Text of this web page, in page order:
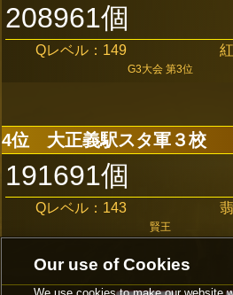
208961個
Qレベル：149
G3大会 第3位
4位 大正義駅スタ軍３校
191691個
Qレベル：143
賢王
Our use of Cookies